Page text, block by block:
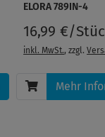
ELORA 789IN-4
16,99 €/
inkl. MwSt., zzgl.
Mehr